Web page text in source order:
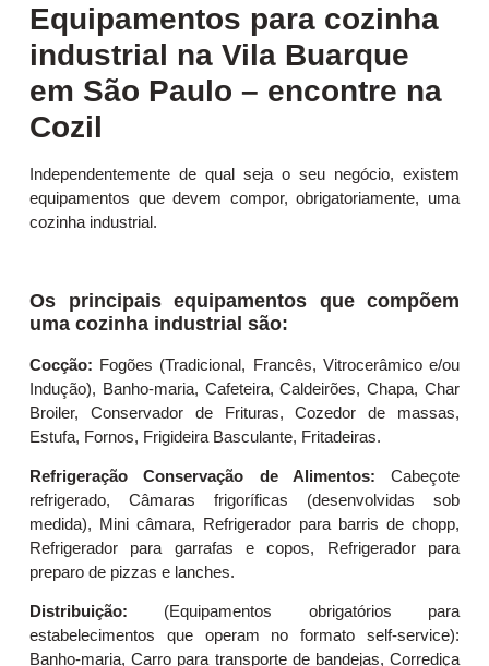
Equipamentos para cozinha
industrial na Vila Buarque
em São Paulo – encontre na
Cozil
Independentemente de qual seja o seu negócio, existem
equipamentos que devem compor, obrigatoriamente, uma
cozinha industrial.
Os principais equipamentos que compõem
uma cozinha industrial são:
Cocção: Fogões (Tradicional, Francês, Vitrocerâmico e/ou
Indução), Banho-maria, Cafeteira, Caldeirões, Chapa, Char
Broiler, Conservador de Frituras, Cozedor de massas,
Estufa, Fornos, Frigideira Basculante, Fritadeiras.
Refrigeração Conservação de Alimentos: Cabeçote
refrigerado, Câmaras frigoríficas (desenvolvidas sob
medida), Mini câmara, Refrigerador para barris de chopp,
Refrigerador para garrafas e copos, Refrigerador para
preparo de pizzas e lanches.
Distribuição: (Equipamentos obrigatórios para
estabelecimentos que operam no formato self-service):
Banho-maria, Carro para transporte de bandejas, Corrediça